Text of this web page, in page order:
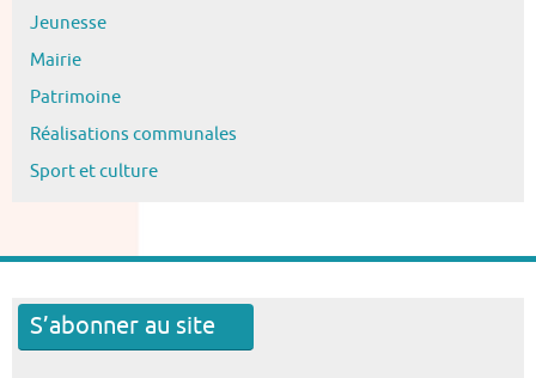
Jeunesse
Mairie
Patrimoine
Réalisations communales
Sport et culture
S’abonner au site